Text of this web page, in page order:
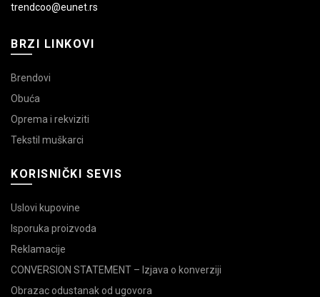
trendcoo@eunet.rs
BRZI LINKOVI
Brendovi
Obuća
Oprema i rekviziti
Tekstil muškarci
KORISNIČKI SEVIS
Uslovi kupovine
Isporuka proizvoda
Reklamacije
CONVERSION STATEMENT – Izjava o konverziji
Obrazac odustanak od ugovora